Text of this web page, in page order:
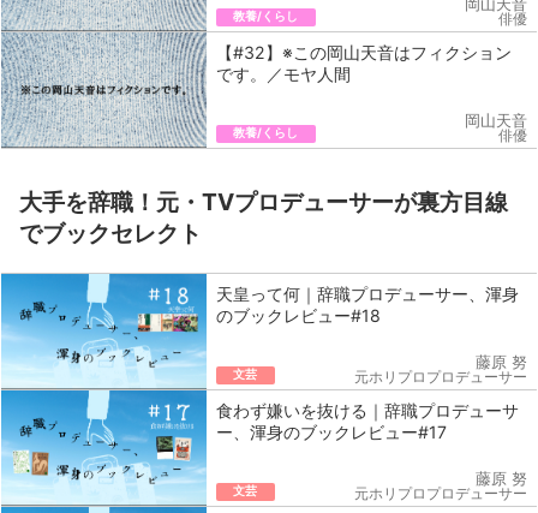
教養/くらし
岡山天音
俳優
【#32】※この岡山天音はフィクション
です。／モヤ人間
教養/くらし
岡山天音
俳優
大手を辞職！元・TVプロデューサーが裏方目線
でブックセレクト
天皇って何｜辞職プロデューサー、渾身
のブックレビュー#18
文芸
藤原 努
元ホリプロプロデューサー
食わず嫌いを抜ける｜辞職プロデューサ
ー、渾身のブックレビュー#17
文芸
藤原 努
元ホリプロプロデューサー